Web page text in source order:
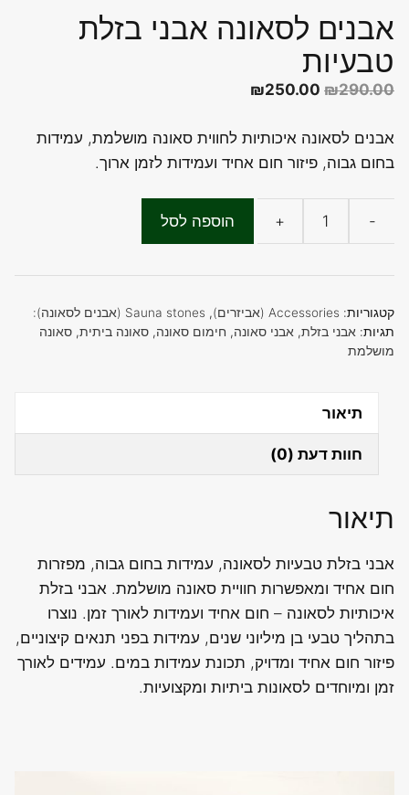
אבנים לסאונה אבני בזלת
טבעיות
₪290.00
המחיר
היה:
₪290.00.
₪250.00
הוא:
₪250.00.
אבנים לסאונה איכותיות לחווית סאונה מושלמת, עמידות
בחום גבוה, פיזור חום אחיד ועמידות לזמן ארוך.
-
כמות
אבנים
לסאונה
אבני
+ הוספה לסל
קטגוריות: Accessories (אביזרים) , Sauna stones (אבנים לסאונה):
תגיות: אבני בזלת, אבני סאונה, חימום סאונה, סאונה ביתית, סאונה
מושלמת
תיאור
חוות דעת (0)
תיאור
אבני בזלת טבעיות לסאונה, עמידות בחום גבוה, מפזרות
חום אחיד ומאפשרות חוויית סאונה מושלמת. אבני בזלת
איכותיות לסאונה – חום אחיד ועמידות לאורך זמן. נוצרו
בתהליך טבעי בן מיליוני שנים, עמידות בפני תנאים קיצוניים,
פיזור חום אחיד ומדויק, תכונת עמידות במים. עמידים לאורך
זמן ומיוחדים לסאונות ביתיות ומקצועיות.